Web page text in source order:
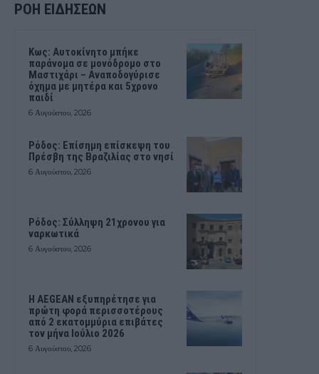
ΡΟΗ ΕΙΔΗΣΕΩΝ
Kως: Αυτοκίνητο μπήκε
παράνομα σε μονόδρομο στο
Μαστιχάρι – Αναποδογύρισε
όχημα με μητέρα και 5χρονο
παιδί
6 Αυγούστου, 2026
Ρόδος: Επίσημη επίσκεψη του
Πρέσβη της Βραζιλίας στο νησί
6 Αυγούστου, 2026
Ρόδος: Σύλληψη 21χρονου για
ναρκωτικά
6 Αυγούστου, 2026
Η AEGEAN εξυπηρέτησε για
πρώτη φορά περισσοτέρους
από 2 εκατομμύρια επιβάτες
τον μήνα Ιούλιο 2026
6 Αυγούστου, 2026